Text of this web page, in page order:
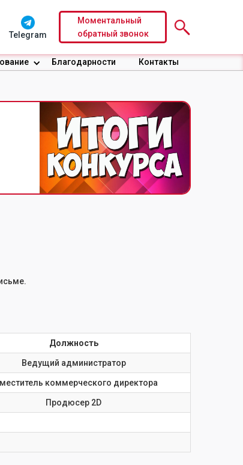
Telegram
Моментальный
обратный звонок
Благодарности Контакты
Должность
Ведущий администратор
коммерческого директора
Продюсер 2D